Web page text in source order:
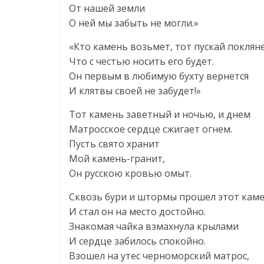
От нашей земли
О ней мы забыть не могли.»
«Кто камень возьмет, тот пускай
Что с честью носить его будет.
Он первым в любимую бухту вернется
И клятвы своей не забудет!»
Тот камень заветный и ночью, и днем
Матросское сердце сжигает огнем.
Пусть свято хранит
Мой камень-гранит,
Он русскою кровью омыт.
Сквозь бури и штормы прошел этот
И стал он на место достойно.
Знакомая чайка взмахнула крылами
И сердце забилось спокойно.
Взошел на утес черноморский матрос,